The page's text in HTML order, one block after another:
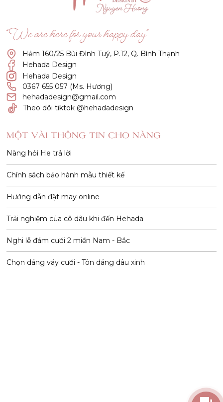
“We are here for your happy day”
Hẻm 160/25 Bùi Đình Tuý, P.12, Q. Bình Thạnh
Hehada Design
Hehada Design
0367 655 057 (Ms. Hương)
hehadadesign@gmail.com
Theo dõi tiktok @hehadadesign
MỘT VÀI THÔNG TIN CHO NÀNG
Nàng hỏi He trả lời
Chính sách bảo hành mẫu thiết kế
Hướng dẫn đặt may online
Trải nghiệm của cô dâu khi đến Hehada
Nghi lễ đám cưới 2 miền Nam - Bắc
Chọn dáng váy cưới - Tôn dáng dâu xinh